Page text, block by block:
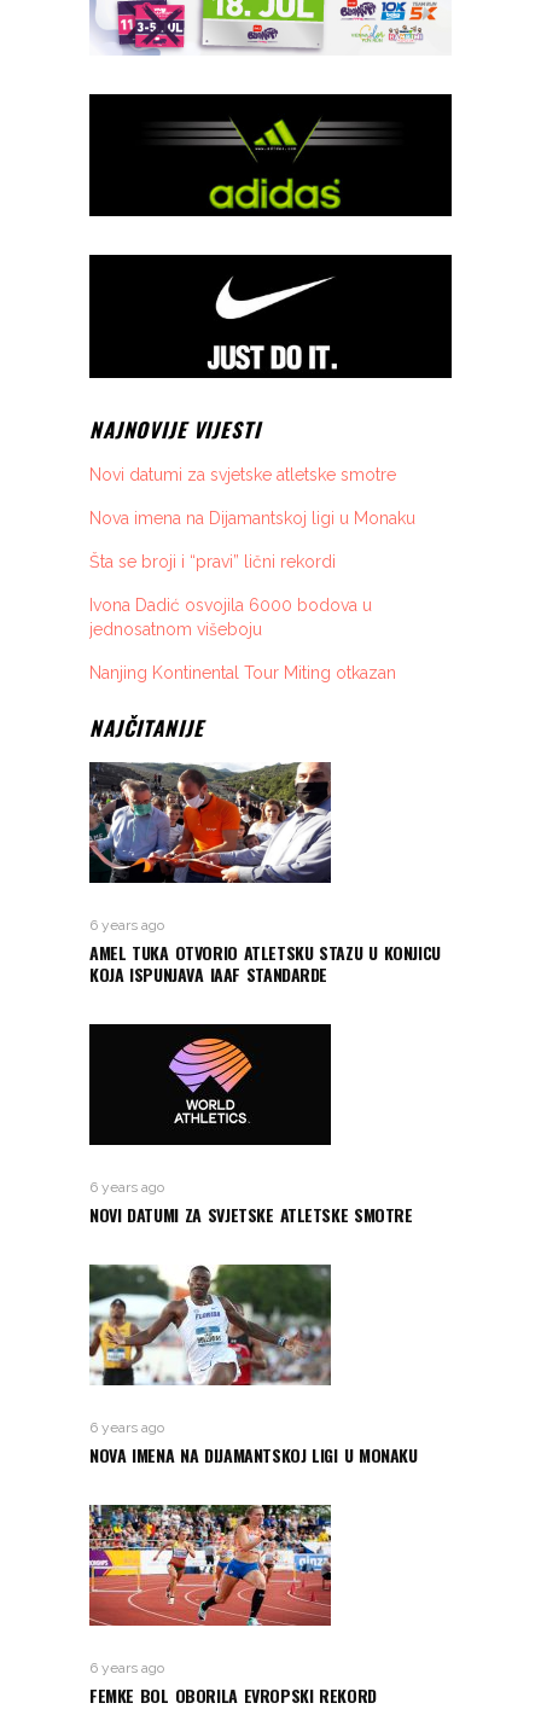
NAJNOVIJE VIJESTI
Novi datumi za svjetske atletske smotre
Nova imena na Dijamantskoj ligi u Monaku
Šta se broji i “pravi” lični rekordi
Ivona Dadić osvojila 6000 bodova u
jednosatnom višeboju
Nanjing Kontinental Tour Miting otkazan
NAJČITANIJE
6 years ago
AMEL TUKA OTVORIO ATLETSKU STAZU U KONJICU
KOJA ISPUNJAVA IAAF STANDARDE
6 years ago
NOVI DATUMI ZA SVJETSKE ATLETSKE SMOTRE
6 years ago
NOVA IMENA NA DIJAMANTSKOJ LIGI U MONAKU
6 years ago
FEMKE BOL OBORILA EVROPSKI REKORD